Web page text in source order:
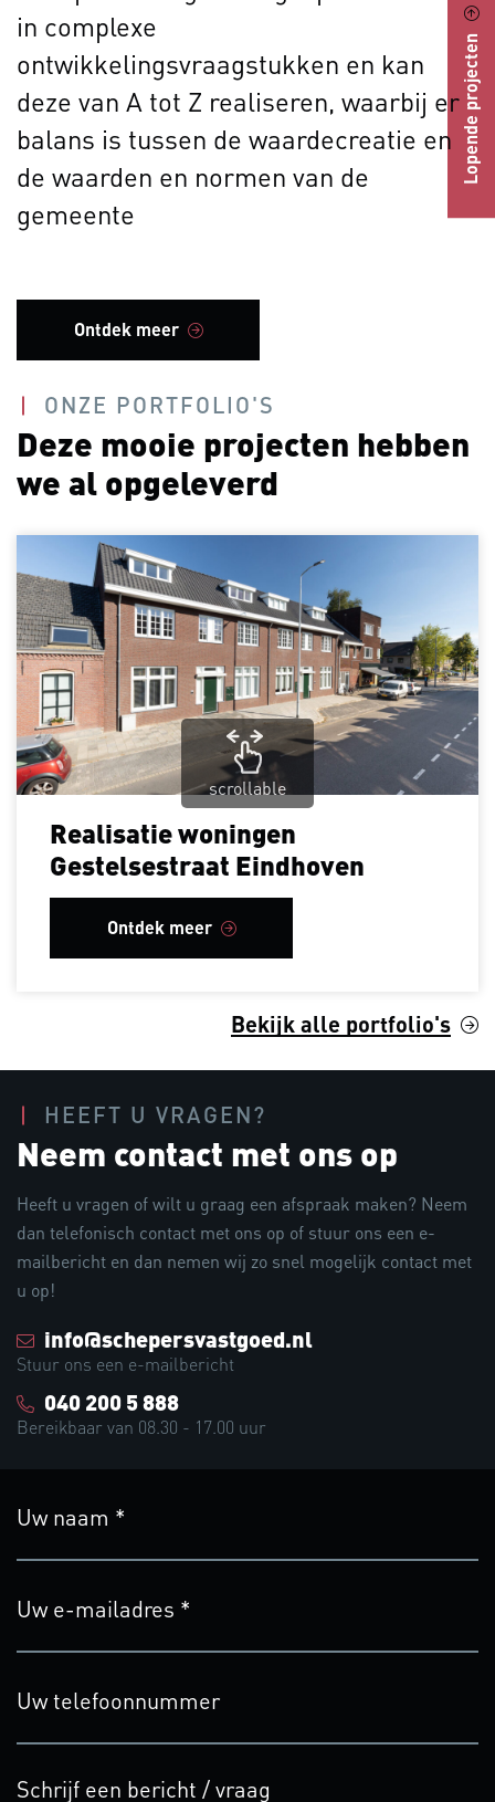
Lopende projecten
in complexe
ontwikkelingsvraagstukken en kan
deze van A tot Z realiseren, waarbij er
balans is tussen de waardecreatie en
de waarden en normen van de
gemeente
Ontdek meer
ONZE PORTFOLIO'S
Deze mooie projecten hebben
we al opgeleverd
Realisatie woningen
Gestelsestraat Eindhoven
Ontdek meer
scrollable
Bekijk alle portfolio's
HEEFT U VRAGEN?
Neem contact met ons op
Heeft u vragen of wilt u graag een afspraak maken? Neem
dan telefonisch contact met ons op of stuur ons een e-
mailbericht en dan nemen wij zo snel mogelijk contact met
u op!
info@schepersvastgoed.nl
Stuur ons een e-mailbericht
040 200 5 888
Bereikbaar van 08.30 - 17.00 uur